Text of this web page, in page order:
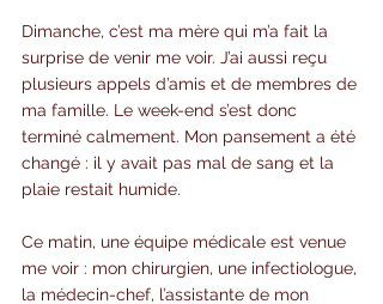
Dimanche, c’est ma mère qui m’a fait la
surprise de venir me voir. J’ai aussi reçu
plusieurs appels d’amis et de membres de
ma famille. Le week-end s’est donc
terminé calmement. Mon pansement a été
changé : il y avait pas mal de sang et la
plaie restait humide.
Ce matin, une équipe médicale est venue
me voir : mon chirurgien, une infectiologue,
la médecin-chef, l’assistante de mon